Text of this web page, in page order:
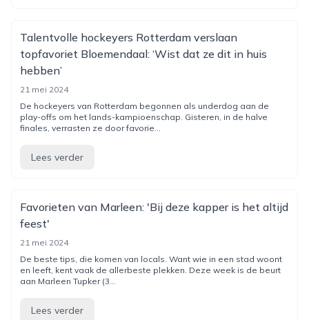
Talentvolle hockeyers Rotterdam verslaan
topfavoriet Bloemendaal: ‘Wist dat ze dit in huis
hebben’
21 mei 2024
De hockeyers van Rotterdam begonnen als underdog aan de
play-offs om het lands-kampioenschap. Gisteren, in de halve
finales, verrasten ze door favorie...
Lees verder
Favorieten van Marleen: 'Bij deze kapper is het altijd
feest'
21 mei 2024
De beste tips, die komen van locals. Want wie in een stad woont
en leeft, kent vaak de allerbeste plekken. Deze week is de beurt
aan Marleen Tupker (3...
Lees verder